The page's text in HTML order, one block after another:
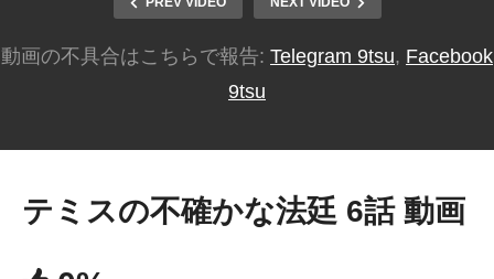
動画の不具合はこちらで報告: Telegram 9tsu, Facebook
9tsu
テミスの不確かな法廷 6話 動画